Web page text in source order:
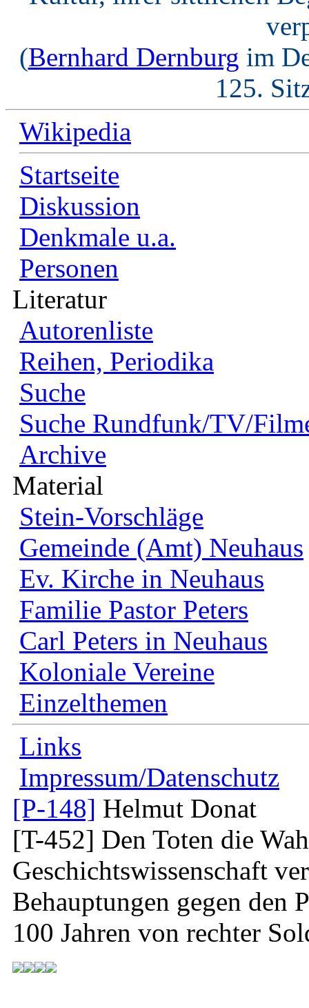
(Bernhard Dernburg im
125.
Wikipedia
Startseite
Diskussion
Denkmale u.a.
Personen
Literatur
Autorenliste
Reihen, Periodika
Suche
Suche Rundfunk/TV/
Archive
Material
Stein-Vorschläge
Gemeinde (Amt) Neuhaus
Ev. Kirche in Neuhaus
Familie Pastor Peters
Carl Peters in Neuhaus
Koloniale Vereine
Einzelthemen
Links
Impressum/Datenschutz
[P-148] Helmut Donat
[T-452] Den Toten die
Geschichtswissenschaft
Behauptungen gegen den
100 Jahren von rechter